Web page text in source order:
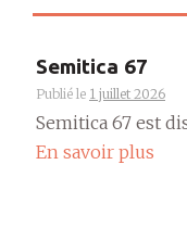
Semitica 67
Publié le 1 juillet 2026
Semitica 67 est
En savoir plus